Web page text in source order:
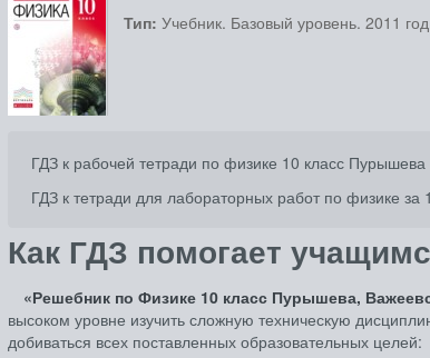
Тип: Учебник. Базовый уровень. 2011
ГДЗ к рабочей тетради по физике 10 класс
ГДЗ к тетради для лабораторных работ по физике
Как ГДЗ помогает
«Решебник по Физике 10 класс Пурышева,
высоком уровне изучить сложную техническую
добиваться всех поставленных образовательных целей: